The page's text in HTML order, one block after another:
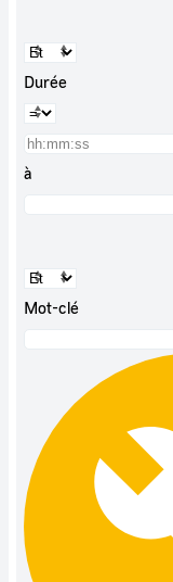
Durée
à
Mot-clé